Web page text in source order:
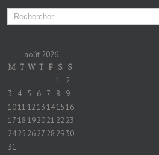
août 2026
M T W T F S S
1
2
3
4 5 6 7 8
9
10111213141516
1718192021 22 23
2425 2627 28 2930
31